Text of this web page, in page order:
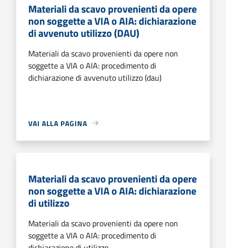
Materiali da scavo provenienti da opere
non soggette a VIA o AIA: dichiarazione
di avvenuto utilizzo (DAU)
Materiali da scavo provenienti da opere non
soggette a VIA o AIA: procedimento di
dichiarazione di avvenuto utilizzo (dau)
VAI ALLA PAGINA
Materiali da scavo provenienti da opere
non soggette a VIA o AIA: dichiarazione
di utilizzo
Materiali da scavo provenienti da opere non
soggette a VIA o AIA: procedimento di